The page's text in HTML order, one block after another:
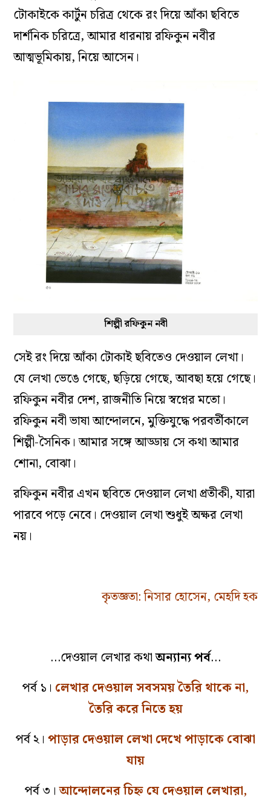
টোকাইকে কার্টুন চরিত্র থেকে রং দিয়ে আঁকা ছবিতে
দার্শনিক চরিত্রে, আমার ধারনায় রফিকুন নবীর
আত্মভূমিকায়, নিয়ে আসেন।
শিল্পী রফিকুন নবী
সেই রং দিয়ে আঁকা টোকাই ছবিতেও দেওয়াল লেখা।
যে লেখা ভেঙে গেছে, ছড়িয়ে গেছে, আবছা হয়ে গেছে।
রফিকুন নবীর দেশ, রাজনীতি নিয়ে স্বপ্নের মতো।
রফিকুন নবী ভাষা আন্দোলনে, মুক্তিযুদ্ধে পরবর্তীকালে
শিল্পী-সৈনিক। আমার সঙ্গে আড্ডায় সে কথা আমার
শোনা, বোঝা।
রফিকুন নবীর এখন ছবিতে দেওয়াল লেখা প্রতীকী, যারা
পারবে পড়ে নেবে। দেওয়াল লেখা শুধুই অক্ষর লেখা
নয়।
কৃতজ্ঞতা: নিসার হোসেন, মেহদি হক
…দেওয়াল লেখার কথাঅন্যান্য পর্ব…
পর্ব ১। লেখার দেওয়াল সবসময় তৈরি থাকে না,
তৈরি করে নিতে হয়
পর্ব ২। পাড়ার দেওয়াল লেখা দেখে পাড়াকে বোঝা
যায়
পর্ব ৩।আন্দোলনের চিহ্ন যে দেওয়াল লেখারা,